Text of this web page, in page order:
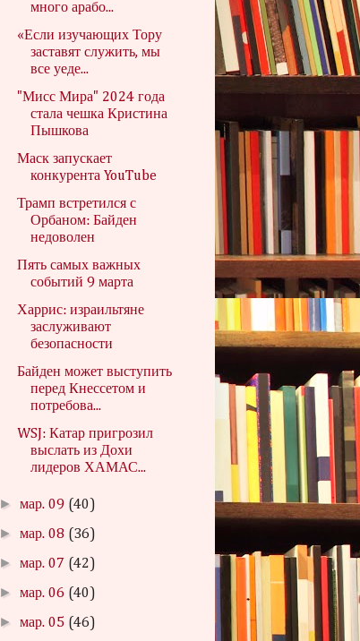
много арабо...
«Если изучающих Тору
заставят служить, мы
все уеде...
"Мисс Мира" 2024 года
стала чешка Кристина
Пышкова
Маск запускает
конкурента YouTube
Трамп встретился с
Орбаном: Байден
недоволен
Пять самых важных
событий 9 марта
Харрис: израильтяне
заслуживают
безопасности
Байден может выступить
перед Кнессетом и
потребова...
WSJ: Катар пригрозил
выслать из Дохи
лидеров ХАМАС...
►мар. 09 (40)
►мар. 08 (36)
►мар. 07 (42)
►мар. 06 (40)
►мар. 05 (46)